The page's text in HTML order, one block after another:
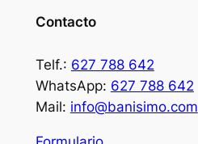
Contacto
Telf.: 627 788 642
WhatsApp: 627 788 642
Mail: info@banisimo.com